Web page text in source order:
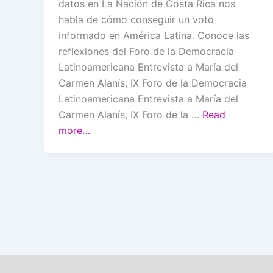
datos en La Nación de Costa Rica nos
habla de cómo conseguir un voto
informado en América Latina. Conoce las
reflexiones del Foro de la Democracia
Latinoamericana Entrevista a María del
Carmen Alanís, IX Foro de la Democracia
Latinoamericana Entrevista a María del
Carmen Alanís, IX Foro de la … Read
more…